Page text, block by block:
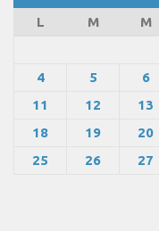
L M M
4
5 6
11
12 13
18
19 20
25
26 27